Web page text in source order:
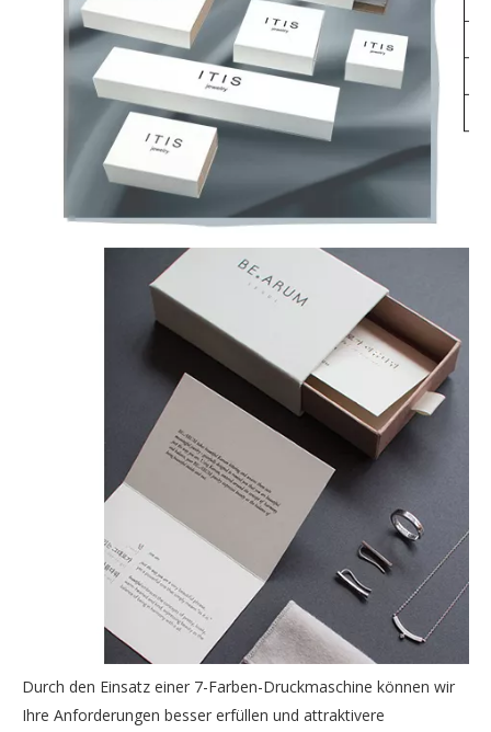
Durch den Einsatz einer 7-Farben-Druckmaschine können wir
Ihre Anforderungen besser erfüllen und attraktivere